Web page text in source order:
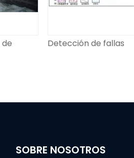
Detección de fallas
SOBRE NOSOTROS